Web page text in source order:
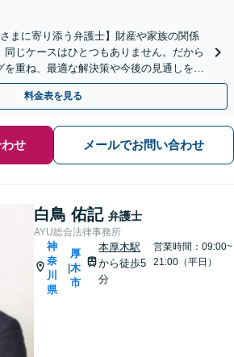
まに寄り添う弁護士】財産や家族の関係
じケースはひとつもありません。だから
重ね、最適な解決策や今後の見通しを明
度当事務所へご相談ください。
料金表を見る
せ メールでお問い合わせ
白鳥 佑記 弁護士
AYU総合法律事務所
神
奈
川
県
厚
木
市
本厚木駅
から徒歩5
分
営業時間：09:00~
21:00（平日）